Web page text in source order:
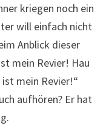
kriegen noch ein
will einfach nicht
Anblick dieser
mein Revier! Hau
mein Revier!“
aufhören? Er hat